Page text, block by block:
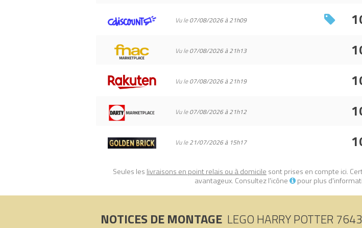
Tous les prix duLEGO Harry Potter 76439 Ollivander et Madame Guipure, prêt-
Code EAN du LEGO Harry Potter 76439 : 5702017583167.
Vu le07/08/2026 à 21h09
Vu le07/08/2026 à 21h13
Vu le07/08/2026 à 21h19
Vu le07/08/2026 à 21h12
Vu le21/07/2026 à 15h17
Seules les livraisons en point relais ou à domicile sont prises en compte ici.
avantageux. Consultez l'icône
pour plus
NOTICES DE MONTAGE LEGO HARRY POTTER